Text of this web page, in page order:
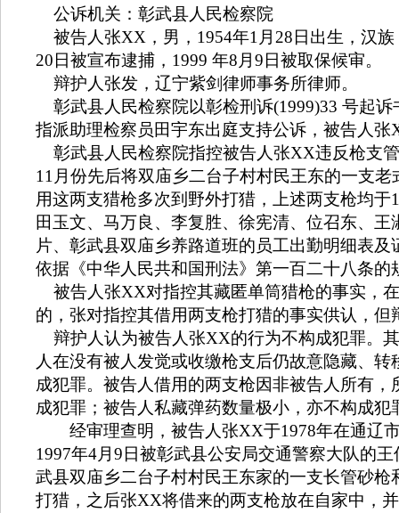
公诉机关：彰武县人民检察院
被告人张XX ，男， 1954年1 月 28 日出生，汉族
20 日被宣布逮捕， 1999 年8 月 9 日被取保候审。
辩护人张发，辽宁紫剑律师事务所律师。
彰武县人民检察院以彰检刑诉(1999)33 号起诉
指派助理检察员田宇东出庭支持公诉，被告人张
彰武县人民检察院指控被告人张XX违反枪支
11 月份先后将双庙乡二台子村村民王东的一支
用这两支猎枪多次到野外打猎，上述两支枪均于
田玉文、马万良、李复胜、徐宪清、位召东、
片、彰武县双庙乡养路道班的员工出勤明细表
依据《中华人民共和国刑法》第一百二十八条的
被告人张XX对指控其藏匿单筒猎枪的事实，
的，张对指控其借用两支枪打猎的事实供认，
辩护人认为被告人张XX的行为不构成犯罪。
人在没有被人发觉或收缴枪支后仍故意隐藏、
成犯罪。被告人借用的两支枪因非被告人所有
成犯罪；被告人私藏弹药数量极小，亦不构成犯
经审理查明，被告人张XX于1978年在通辽
1997年4月 9 日被彰武县公安局交通警察大队的
武县双庙乡二台子村村民王东家的一支长管砂
打猎，之后张XX将借来的两支枪放在自家中，